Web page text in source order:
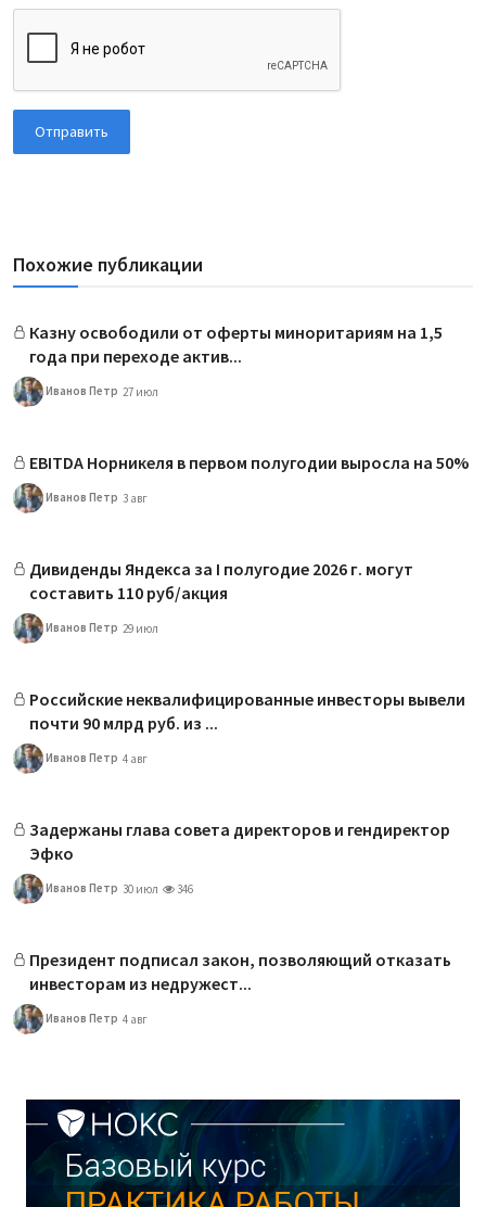
Отправить
Похожие публикации
Казну освободили от оферты миноритариям на 1,5
года при переходе актив...
Иванов Петр 27 июл
EBITDA Норникеля в первом полугодии выросла на 50%
Иванов Петр 3 авг
Дивиденды Яндекса за I полугодие 2026 г. могут
составить 110 руб/акция
Иванов Петр 29 июл
Российские неквалифицированные инвесторы вывели
почти 90 млрд руб. из ...
Иванов Петр 4 авг
Задержаны глава совета директоров и гендиректор
Эфко
Иванов Петр 30 июл 346
Президент подписал закон, позволяющий отказать
инвесторам из недружест...
Иванов Петр 4 авг